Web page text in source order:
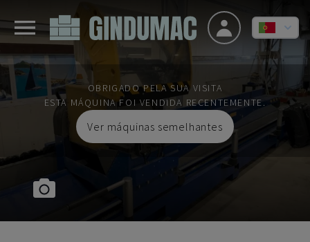
OBRIGADO PELA SUA VISITA
ESTA MÁQUINA FOI VENDIDA RECENTEMENTE.
Ver máquinas semelhantes